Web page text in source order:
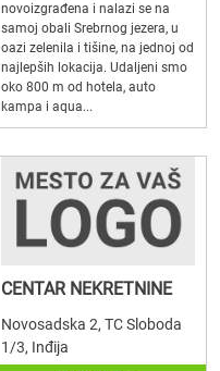
novoizgrađena i nalazi se na
samoj obali Srebrnog jezera, u
oazi zelenila i tišine, na jednoj od
najlepših lokacija. Udaljeni smo
oko 800 m od hotela, auto
kampa i aqua...
CENTAR NEKRETNINE
Novosadska 2, TC Sloboda
1/3, Inđija